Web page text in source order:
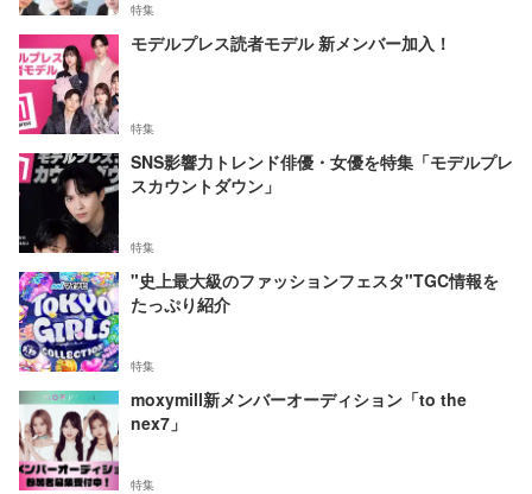
特集
モデルプレス読者モデル 新メンバー加入！
特集
SNS影響力トレンド俳優・女優を特集「モデルプレ
スカウントダウン」
特集
"史上最大級のファッションフェスタ"TGC情報を
たっぷり紹介
特集
moxymill新メンバーオーディション「to the
nex7」
特集